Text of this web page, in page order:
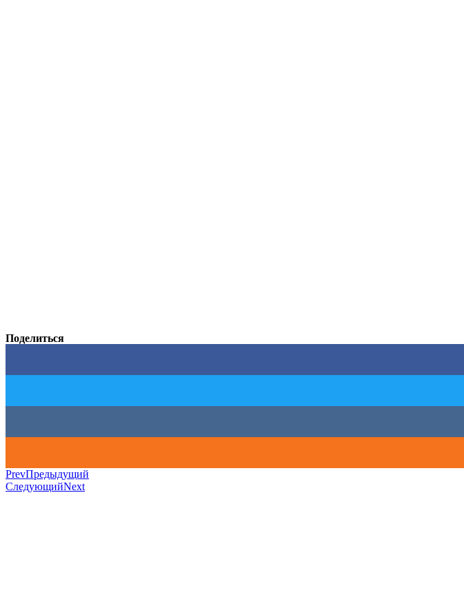
Поделиться
PrevПредыдущий
СледующийNext